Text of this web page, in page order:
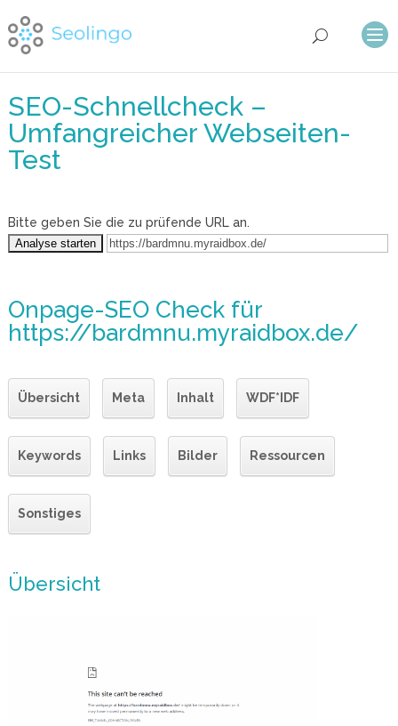
SEO-Schnellcheck –
Umfangreicher Webseiten-
Test
Bitte geben Sie die zu prüfende URL an.
Onpage-SEO Checkfür
https://bardmnu.myraidbox.de/
Übersicht Meta Inhalt WDF*IDF
Keywords Links Bilder Ressourcen
Sonstiges
Übersicht